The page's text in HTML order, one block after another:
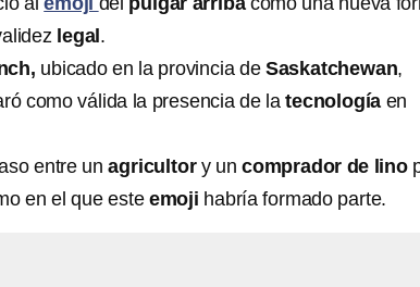
legal .
ubicado en la provincia de Saskatchewan,
como válida la presencia de latecnología en
entre unagricultor y uncomprador de lino
en el que esteemoji habría formado parte.